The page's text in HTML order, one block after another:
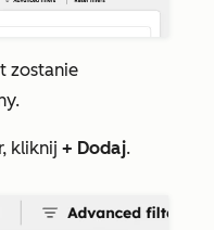
zostanie
kliknij + Dodaj.